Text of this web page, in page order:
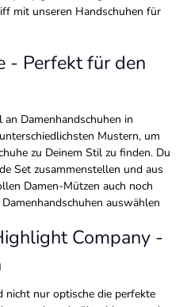
mit unseren Handschuhen für
- Perfekt für den
Damenhandschuhen in
Mustern, um
zu Deinem Stil zu finden. Du
Set zusammenstellen und aus
Damen-Mützen auch noch
auswählen
Company -
nicht nur optische die perfekte